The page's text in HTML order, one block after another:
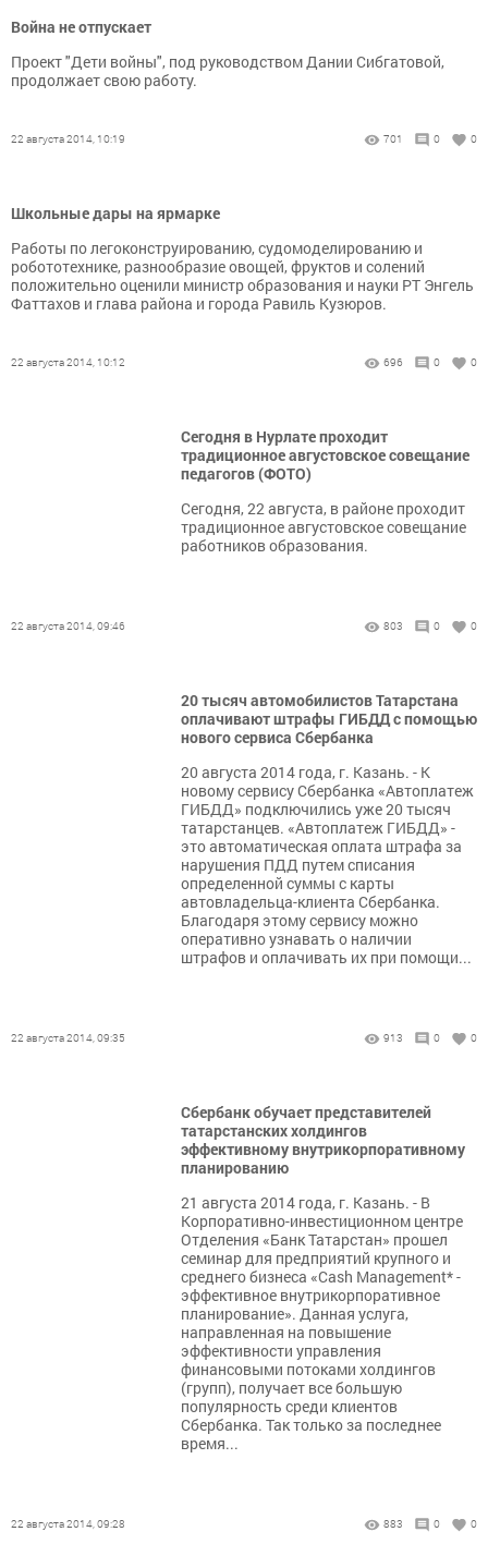
Война не отпускает
Проект "Дети войны", под руководством Дании Сибгатовой,
продолжает свою работу.
22 августа 2014, 10:19 701 0 0
Школьные дары на ярмарке
Работы по легоконструированию, судомоделированию и
робототехнике, разнообразие овощей, фруктов и солений
положительно оценили министр образования и науки РТ Энгель
Фаттахов и глава района и города Равиль Кузюров.
22 августа 2014, 10:12 696 0 0
Сегодня в Нурлате проходит
традиционное августовское совещание
педагогов (ФОТО)
Сегодня, 22 августа, в районе проходит
традиционное августовское совещание
работников образования.
22 августа 2014, 09:46 803 0 0
20 тысяч автомобилистов Татарстана
оплачивают штрафы ГИБДД с помощью
нового сервиса Сбербанка
20 августа 2014 года, г. Казань. - К
новому сервису Сбербанка «Автоплатеж
ГИБДД» подключились уже 20 тысяч
татарстанцев. «Автоплатеж ГИБДД» -
это автоматическая оплата штрафа за
нарушения ПДД путем списания
определенной суммы с карты
автовладельца-клиента Сбербанка.
Благодаря этому сервису можно
оперативно узнавать о наличии
штрафов и оплачивать их при помощи...
22 августа 2014, 09:35 913 0 0
Сбербанк обучает представителей
татарстанских холдингов
эффективному внутрикорпоративному
планированию
21 августа 2014 года, г. Казань. - В
Корпоративно-инвестиционном центре
Отделения «Банк Татарстан» прошел
семинар для предприятий крупного и
среднего бизнеса «Cash Management* -
эффективное внутрикорпоративное
планирование». Данная услуга,
направленная на повышение
эффективности управления
финансовыми потоками холдингов
(групп), получает все большую
популярность среди клиентов
Сбербанка. Так только за последнее
время...
22 августа 2014, 09:28 883 0 0